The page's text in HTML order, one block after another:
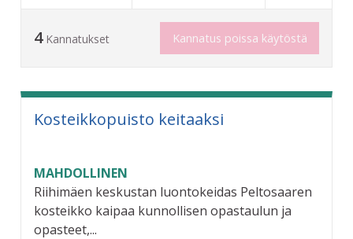
4 Kannatukset Kannatus poissa käytöstä
Kosteikkopuisto keitaaksi
MAHDOLLINEN
Riihimäen keskustan luontokeidas Peltosaaren
kosteikko kaipaa kunnollisen opastaulun ja
opasteet,...